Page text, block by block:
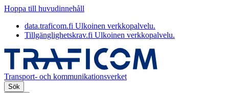
Hoppa till huvudinnehåll
data.traficom.fi Ulkoinen verkkopalvelu.
Tillgänglighetskrav.fi Ulkoinen verkkopalvelu.
Transport- och kommunikationsverket
Sök